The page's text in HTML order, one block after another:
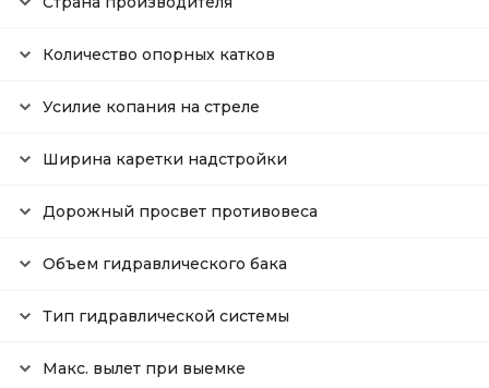
Количество опорных катков
Усилие копания на стреле
Ширина каретки надстройки
Дорожный просвет противовеса
Объем гидравлического бака
Тип гидравлической системы
Макс. вылет при выемке